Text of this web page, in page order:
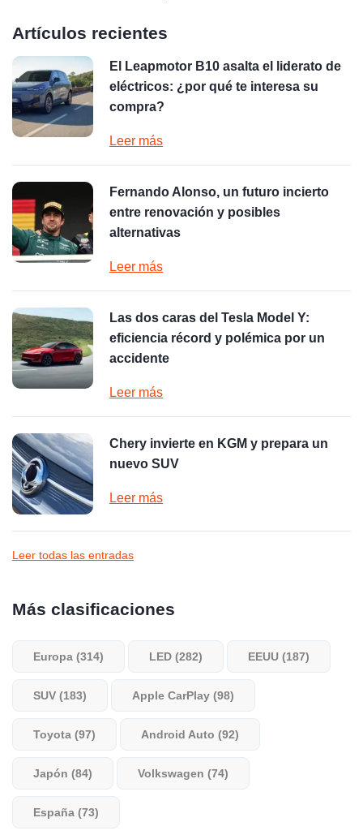
Artículos recientes
El Leapmotor B10 asalta el liderato de
eléctricos: ¿por qué te interesa su
compra?
Leer más
Fernando Alonso, un futuro incierto
entre renovación y posibles
alternativas
Leer más
Las dos caras del Tesla Model Y:
eficiencia récord y polémica por un
accidente
Leer más
Chery invierte en KGM y prepara un
nuevo SUV
Leer más
Leer todas las entradas
Más clasificaciones
Europa (314) LED (282) EEUU (187)
SUV (183) Apple CarPlay (98)
Toyota (97) Android Auto (92)
Japón (84) Volkswagen (74)
España (73)